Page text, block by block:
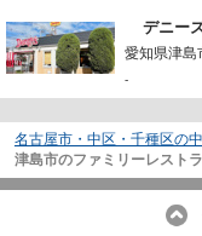
デニー
愛知県津島
-
名古屋市・中区・千種区の
津島市のファミリーレスト